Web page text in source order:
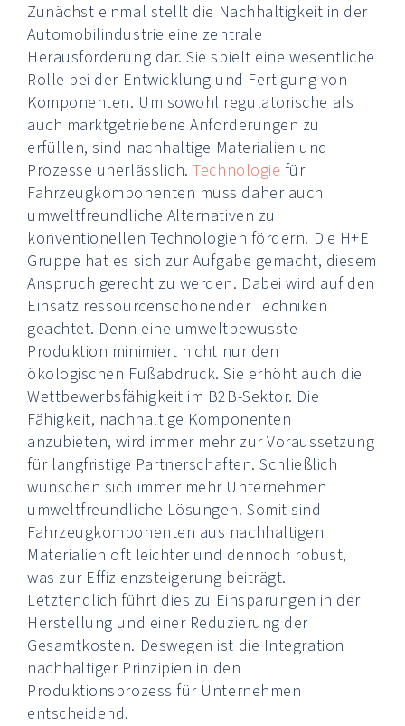
Zunächst einmal stellt die Nachhaltigkeit in der
Automobilindustrie eine zentrale
Herausforderung dar. Sie spielt eine wesentliche
Rolle bei der Entwicklung und Fertigung von
Komponenten. Um sowohl regulatorische als
auch marktgetriebene Anforderungen zu
erfüllen, sind nachhaltige Materialien und
Prozesse unerlässlich.Technologie für
Fahrzeugkomponenten muss daher auch
umweltfreundliche Alternativen zu
konventionellen Technologien fördern. Die H+E
Gruppe hat es sich zur Aufgabe gemacht, diesem
Anspruch gerecht zu werden. Dabei wird auf den
Einsatz ressourcenschonender Techniken
geachtet. Denn eine umweltbewusste
Produktion minimiert nicht nur den
ökologischen Fußabdruck. Sie erhöht auch die
Wettbewerbsfähigkeit im B2B-Sektor. Die
Fähigkeit, nachhaltige Komponenten
anzubieten, wird immer mehr zur Voraussetzung
für langfristige Partnerschaften. Schließlich
wünschen sich immer mehr Unternehmen
umweltfreundliche Lösungen. Somit sind
Fahrzeugkomponenten aus nachhaltigen
Materialien oft leichter und dennoch robust,
was zur Effizienzsteigerung beiträgt.
Letztendlich führt dies zu Einsparungen in der
Herstellung und einer Reduzierung der
Gesamtkosten. Deswegen ist die Integration
nachhaltiger Prinzipien in den
Produktionsprozess für Unternehmen
entscheidend.